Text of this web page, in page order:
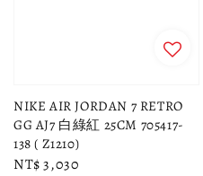
NIKE AIR JORDAN 7 RETRO
GG AJ7 白綠紅 25CM 705417-
138 ( Z1210)
Regular
NT$ 3,030